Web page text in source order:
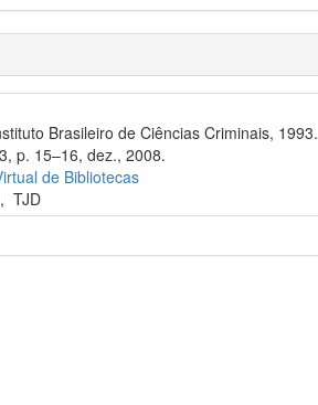
Brasileiro de Ciências Criminais, 1993.
p. 15–16, dez., 2008.
de Bibliotecas
,TJD